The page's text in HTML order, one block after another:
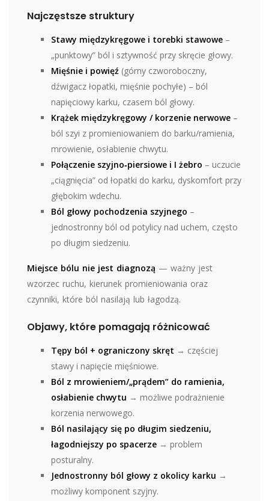
Najczęstsze struktury
Stawy międzykręgowe i torebki stawowe –
„punktowy” ból i sztywność przy skręcie głowy.
Mięśnie i powięź (górny czworoboczny,
dźwigacz łopatki, mięśnie pochyłe) – ból
napięciowy karku, czasem ból głowy.
Krążek międzykręgowy / korzenie nerwowe –
ból szyi z promieniowaniem do barku/ramienia,
mrowienie, osłabienie chwytu.
Połączenie szyjno‑piersiowe i I żebro – uczucie
„ciągnięcia” od łopatki do karku, dyskomfort przy
głębokim wdechu.
Ból głowy pochodzenia szyjnego –
jednostronny ból od potylicy nad uchem, często
po długim siedzeniu.
Miejsce bólu nie jest diagnozą — ważny jest
wzorzec ruchu, kierunek promieniowania oraz
czynniki, które ból nasilają lub łagodzą.
Objawy, które pomagają różnicować
Tępy ból + ograniczony skręt → częściej
stawy i napięcie mięśniowe.
Ból z mrowieniem/„prądem” do ramienia,
osłabienie chwytu → możliwe podrażnienie
korzenia nerwowego.
Ból nasilający się po długim siedzeniu,
łagodniejszy po spacerze → problem
posturalny.
Jednostronny ból głowy z okolicy karku →
możliwy komponent szyjny.